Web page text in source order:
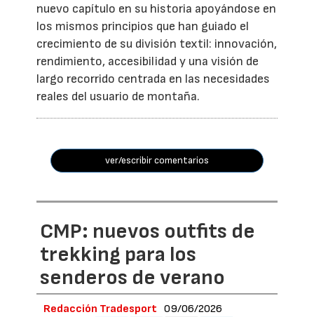
nuevo capítulo en su historia apoyándose en
los mismos principios que han guiado el
crecimiento de su división textil: innovación,
rendimiento, accesibilidad y una visión de
largo recorrido centrada en las necesidades
reales del usuario de montaña.
ver/escribir comentarios
CMP: nuevos outfits de
trekking para los
senderos de verano
Redacción Tradesport 09/06/2026